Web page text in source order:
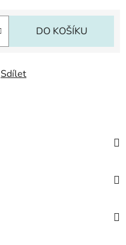
DO KOŠÍKU
Sdílet